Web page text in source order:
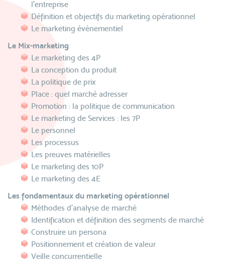
l’entreprise
Définition et objectifs du marketing opérationnel
Le marketing événementiel
Le Mix-marketing
Le marketing des 4P
La conception du produit
La politique de prix
Place : quel marché adresser
Promotion : la politique de communication
Le marketing de Services : les 7P
Le personnel
Les processus
Les preuves matérielles
Le marketing des 10P
Le marketing des 4E
Les fondamentaux du marketing opérationnel
Méthodes d'analyse de marché
Identification et définition des segments de marché
Construire un persona
Positionnement et création de valeur
Veille concurrentielle